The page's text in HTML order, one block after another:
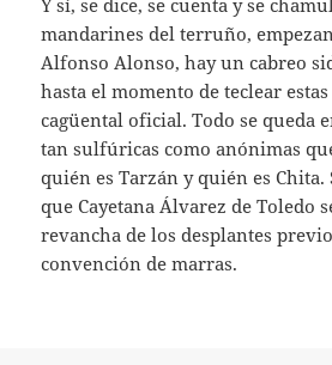
Y sí, se dice, se cuenta y se
mandarines del terruño,
Alfonso Alonso, hay un cabreo
hasta el momento de teclear
cagüental oficial. Todo se queda
tan sulfúricas como anónimas
quién es Tarzán y quién es Chita.
que Cayetana Álvarez de Toledo
revancha de los desplantes
convención de marras.